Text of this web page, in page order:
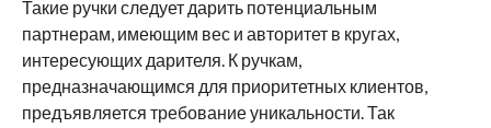
Такие ручки следует дарить потенциальным
партнерам, имеющим вес и авторитет в кругах,
интересующих дарителя. К ручкам,
предназначающимся для приоритетных клиентов,
предъявляется требование уникальности. Так